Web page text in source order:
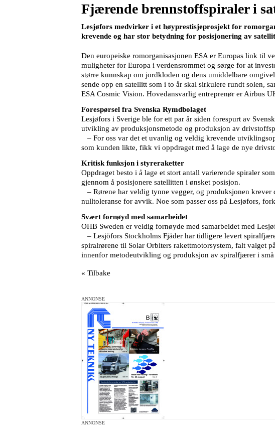
Fjærende brennstoffspiraler i
Lesjøfors medvirker i et høyprestisjeprosjekt for
krevende og har stor betydning for posisjonering av
Den europeiske romorganisasjonen ESA er Europas link til
muligheter for Europa i verdensrommet og sørge for at
større kunnskap om jordkloden og dens umiddelbare
sende opp en satellitt som i to år skal sirkulere rundt solen,
ESA Cosmic Vision. Hovedansvarlig entreprenør er Airbus
Forespørsel fra Svenska Rymdbolaget
Lesjøfors i Sverige ble for ett par år siden forespurt av
utvikling av produksjonsmetode og produksjon av
– For oss var det et uvanlig og veldig krevende
som kunden likte, fikk vi oppdraget med å lage de nye
Kritisk funksjon i styreraketter
Oppdraget besto i å lage et stort antall varierende spiraler
gjennom å posisjonere satellitten i ønsket posisjon.
– Rørene har veldig tynne vegger, og produksjonen krever
nulltoleranse for avvik. Noe som passer oss på Lesjøfors,
Svært fornøyd med samarbeidet
OHB Sweden er veldig fornøyde med samarbeidet med
– Lesjöfors Stockholms Fjäder har tidligere levert
spiralrørene til Solar Orbiters rakettmotorsystem, falt valget
innenfor metodeutvikling og produksjon av spiralfjærer i
« Tilbake
ANNONSE
ANNONSE